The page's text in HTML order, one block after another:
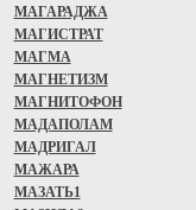
МАГАРАДЖА
МАГИСТРАТ
МАГМА
МАГНЕТИЗМ
МАГНИТОФОН
МАДАПОЛАМ
МАДРИГАЛ
МАЖАРА
МАЗАТЬ1